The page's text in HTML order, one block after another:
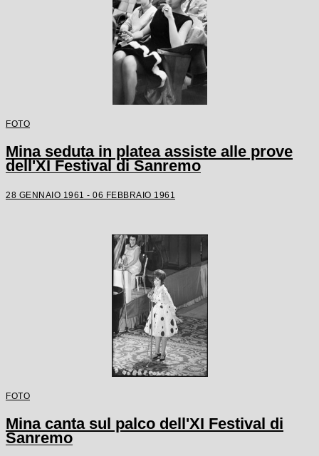
FOTO
Mina seduta in platea assiste alle prove
dell'XI Festival di Sanremo
28 GENNAIO 1961 - 06 FEBBRAIO 1961
FOTO
Mina canta sul palco dell'XI Festival di
Sanremo